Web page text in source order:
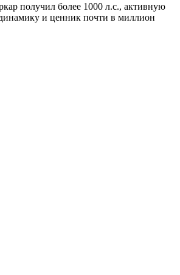
получил более 1000 л.с., активную
и ценник почти в миллион